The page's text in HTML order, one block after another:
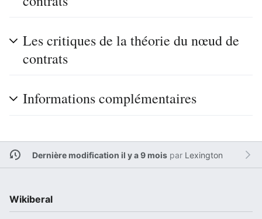
Les critiques de la théorie du nœud de
contrats
Informations complémentaires
Dernière modification il y a 9 moispar Lexington
Wikiberal